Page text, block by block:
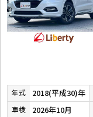
年式 2018(平成30)年
車検 2026年10月